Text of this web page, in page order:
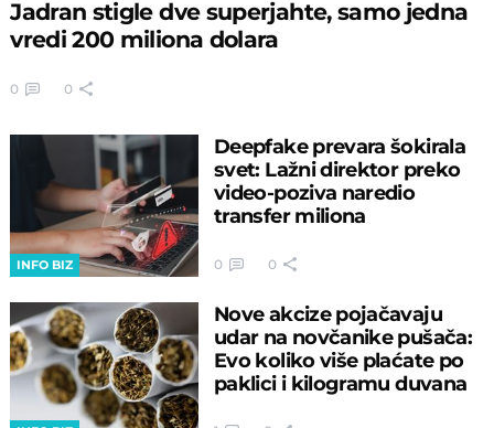
Jadran stigle dve superjahte, samo jedna
vredi 200 miliona dolara
0 0
INFO BIZ
Deepfake prevara šokirala
svet: Lažni direktor preko
video-poziva naredio
transfer miliona
0 0
Nove akcize pojačavaju
udar na novčanike pušača:
Evo koliko više plaćate po
paklici i kilogramu duvana